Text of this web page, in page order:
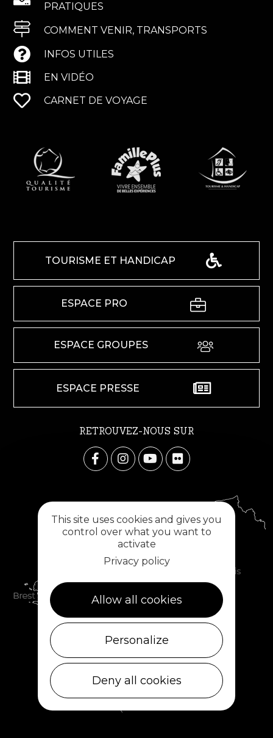
PRATIQUES
COMMENT VENIR, TRANSPORTS
INFOS UTILES
EN VIDÉO
CARNET DE VOYAGE
TOURISME ET HANDICAP
ESPACE PRO
ESPACE GROUPES
ESPACE PRESSE
RETROUVEZ-NOUS SUR
This site uses cookies and gives you
control over what you want to
activate
Privacy policy
Allow all cookies
Personalize
Deny all cookies